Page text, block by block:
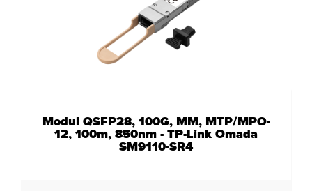
Modul QSFP28, 100G, MM, MTP/MPO-
12, 100m, 850nm - TP-Link Omada
SM9110-SR4